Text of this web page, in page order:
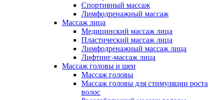
Спортивный массаж
Лимфодренажный массаж
Массаж лица
Медицинский массаж лица
Пластический массаж лица
Лимфодренажный массаж лица
Лифтинг-массаж лица
Массаж головы и шеи
Массаж головы
Массаж головы для стимуляции роста
волос